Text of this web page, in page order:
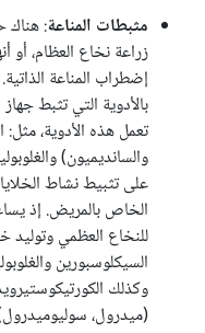
مثبطات المناعة: هناك
زراعة نخاع العظام، أو
إضطراب المناعة
بالأدوية التي تثبط
تعمل هذه الأدوية، مثل:
على تثبيط نشاط
الخاص بالمريض. إذ
للنخاع العظمي وتوليد
السيكلوسبورين
وكذلك
(ميدرول،